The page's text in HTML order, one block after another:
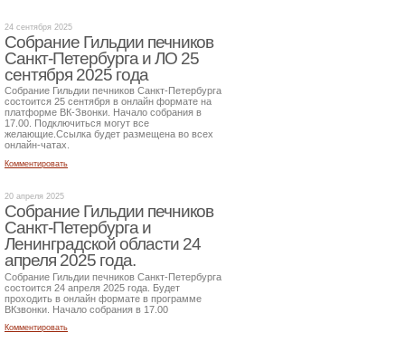
24 сентября 2025
Собрание Гильдии печников
Санкт-Петербурга и ЛО 25
сентября 2025 года
Собрание Гильдии печников Санкт-Петербурга
состоится 25 сентября в онлайн формате на
платформе ВК-Звонки. Начало собрания в
17.00. Подключиться могут все
желающие.Ссылка будет размещена во всех
онлайн-чатах.
Комментировать
20 апреля 2025
Собрание Гильдии печников
Санкт-Петербурга и
Ленинградской области 24
апреля 2025 года.
Собрание Гильдии печников Санкт-Петербурга
состоится 24 апреля 2025 года. Будет
проходить в онлайн формате в программе
ВКзвонки. Начало собрания в 17.00
Комментировать